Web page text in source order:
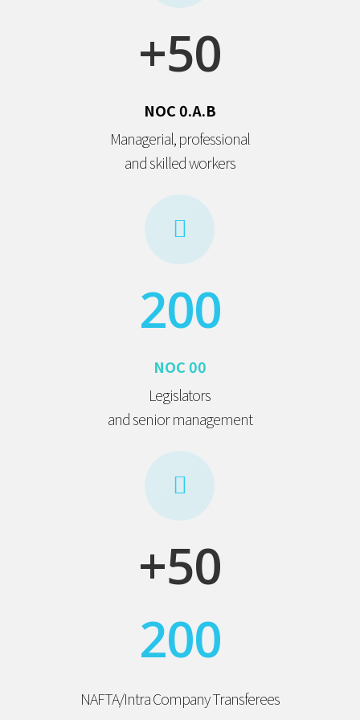
+50
NOC 0.A.B
Managerial, professional
and skilled workers
200
NOC 00
Legislators
and senior management
+50
200
NAFTA/Intra Company Transferees